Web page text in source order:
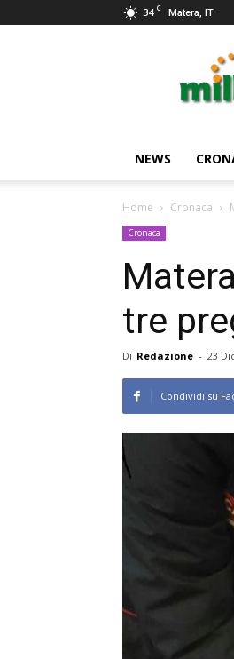
34 C Matera, IT
Millemedia
Giornalistica
NEWS
Home Cronaca
Cronaca
tre
Di Redazione - 23
Condividi su